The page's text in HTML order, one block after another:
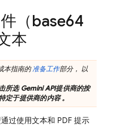
（base64
本
本指南的准备工作部分， 以
所选Gemini API提供商的按
定于提供商的内容 。
过使用文本和 PDF 提示